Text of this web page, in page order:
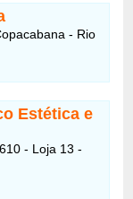
- Rio
Estética e
- Loja 13 -